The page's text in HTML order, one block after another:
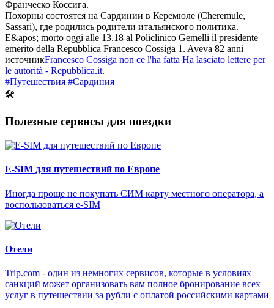
Франческо Коссига.
Похорны состоятся на Сардинии в Керемюле (Cheremule,
Sassari), где родились родители итальянского политика.
E&apos; morto oggi alle 13.18 al Policlinico Gemelli il presidente
emerito della Repubblica Francesco Cossiga 1. Aveva 82 anni
источникFrancesco Cossiga non ce l'ha fatta Ha lasciato lettere per
le autorità - Repubblica.it.
#Путешествия #Сардиния
🛠
Полезные сервисы для поездки
E-SIM для путешествий по Европе
Иногда проще не покупать СИМ карту местного оператора, а
воспользоваться e-SIM
Отели
Trip.com - один из немногих сервисов, которые в условиях
санкций может организовать вам полное бронирование всех
услуг в путешествии за рубли с оплатой российскими картами